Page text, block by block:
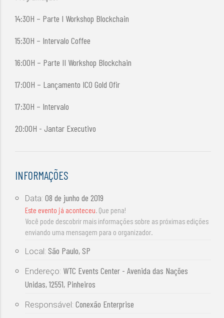
14:30H – Parte I Workshop Blockchain
15:30H – Intervalo Coffee
16:00H – Parte II Workshop Blockchain
17:00H – Lançamento ICO Gold Ofir
17:30H – Intervalo
20:00H - Jantar Executivo
INFORMAÇÕES
Data:08 de junho de 2019
Este evento já aconteceu. Que pena!
Você pode descobrir mais informações sobre as próximas edições
enviando uma mensagem para o organizador.
Local: São Paulo, SP
Endereço: WTC Events Center - Avenida das Nações
Unidas, 12551, Pinheiros
Responsável:Conexão Enterprise